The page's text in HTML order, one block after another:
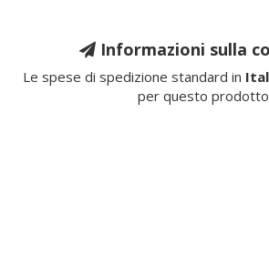
Informazioni sulla
Le spese di spedizione standard in
per questo